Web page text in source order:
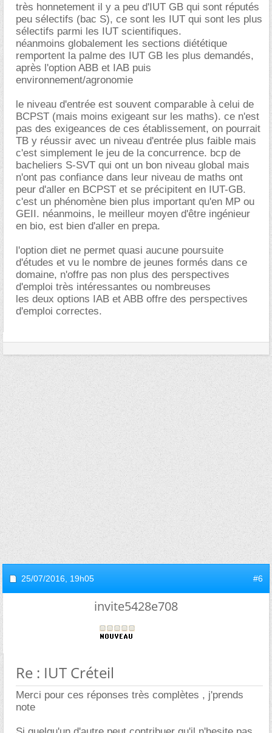
très honnetement il y a peu d'IUT GB qui sont réputés
peu sélectifs (bac S), ce sont les IUT qui sont les plus
sélectifs parmi les IUT scientifiques.
néanmoins globalement les sections diététique
remportent la palme des IUT GB les plus demandés,
après l'option ABB et IAB puis
environnement/agronomie
le niveau d'entrée est souvent comparable à celui de
BCPST (mais moins exigeant sur les maths). ce n'est
pas des exigeances de ces établissement, on pourrait
TB y réussir avec un niveau d'entrée plus faible mais
c'est simplement le jeu de la concurrence. bcp de
bacheliers S-SVT qui ont un bon niveau global mais
n'ont pas confiance dans leur niveau de maths ont
peur d'aller en BCPST et se précipitent en IUT-GB.
c'est un phénomène bien plus important qu'en MP ou
GEII. néanmoins, le meilleur moyen d'être ingénieur
en bio, est bien d'aller en prepa.
l'option diet ne permet quasi aucune poursuite
d'études et vu le nombre de jeunes formés dans ce
domaine, n'offre pas non plus des perspectives
d'emploi très intéressantes ou nombreuses
les deux options IAB et ABB offre des perspectives
d'emploi correctes.
25/07/2016, 19h05 #6
invite5428e708
Re : IUT Créteil
Merci pour ces réponses très complètes , j'prends
note